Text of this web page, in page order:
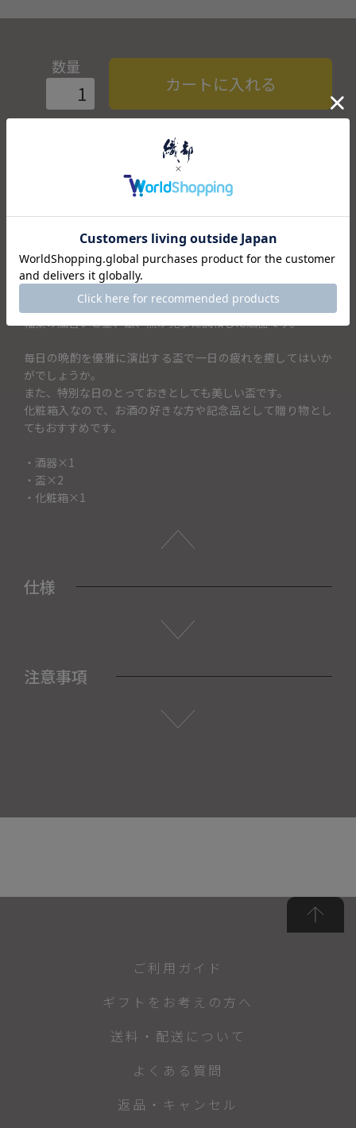
数量
カートに入れる
商品説明
金色を基調に彩られた片口と、金、銀の高台盃が重厚で贅沢
な益見窯 酒器セットです。
釉薬の風合いと金、銀、黒が見事に調和した酒器です。
毎日の晩酌を優雅に演出する盃で一日の疲れを癒してはいか
がでしょうか。
また、特別な日のとっておきとしても美しい盃です。
化粧箱入なので、お酒の好きな方や記念品として贈り物とし
てもおすすめです。
・酒器×1
・盃×2
・化粧箱×1
仕様
注意事項
ご利用ガイド
ギフトをお考えの方へ
送料・配送について
よくある質問
返品・キャンセル